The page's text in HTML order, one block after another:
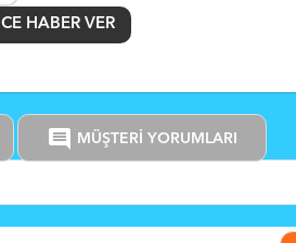
HABER VER
comment MÜŞTERİ YORUMLARI